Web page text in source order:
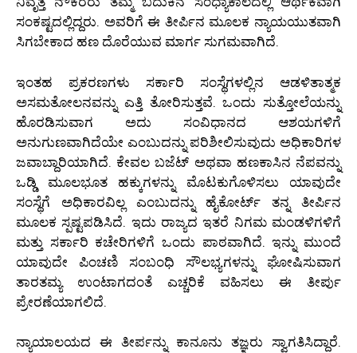
ಸಂಕಷ್ಟದಲ್ಲಿದ್ದರು. ಅವರಿಗೆ ಈ ತೀರ್ಪಿನ ಮೂಲಕ ನ್ಯಾಯಯುತವಾಗಿ
ಸಿಗಬೇಕಾದ ಹಣ ದೊರೆಯುವ ಮಾರ್ಗ ಸುಗಮವಾಗಿದೆ.
ಇಂತಹ ಪ್ರಕರಣಗಳು ಸರ್ಕಾರಿ ಸಂಸ್ಥೆಗಳಲ್ಲಿನ ಆಡಳಿತಾತ್ಮಕ
ಅಸಮತೋಲನವನ್ನು ಎತ್ತಿ ತೋರಿಸುತ್ತವೆ. ಒಂದು ಸುತ್ತೋಲೆಯನ್ನು
ಹೊರಡಿಸುವಾಗ ಅದು ಸಂವಿಧಾನದ ಆಶಯಗಳಿಗೆ
ಅನುಗುಣವಾಗಿದೆಯೇ ಎಂಬುದನ್ನು ಪರಿಶೀಲಿಸುವುದು ಅಧಿಕಾರಿಗಳ
ಜವಾಬ್ದಾರಿಯಾಗಿದೆ. ಕೇವಲ ಬಜೆಟ್ ಅಥವಾ ಹಣಕಾಸಿನ ನೆಪವನ್ನು
ಒಡ್ಡಿ ಮೂಲಭೂತ ಹಕ್ಕುಗಳನ್ನು ಮೊಟಕುಗೊಳಿಸಲು ಯಾವುದೇ
ಸಂಸ್ಥೆಗೆ ಅಧಿಕಾರವಿಲ್ಲ ಎಂಬುದನ್ನು ಹೈಕೋರ್ಟ್ ತನ್ನ ತೀರ್ಪಿನ
ಮೂಲಕ ಸ್ಪಷ್ಟಪಡಿಸಿದೆ. ಇದು ರಾಜ್ಯದ ಇತರೆ ನಿಗಮ ಮಂಡಳಿಗಳಿಗೆ
ಮತ್ತು ಸರ್ಕಾರಿ ಕಚೇರಿಗಳಿಗೆ ಒಂದು ಪಾಠವಾಗಿದೆ. ಇನ್ನು ಮುಂದೆ
ಯಾವುದೇ ಪಿಂಚಣಿ ಸಂಬಂಧಿ ಸೌಲಭ್ಯಗಳನ್ನು ಘೋಷಿಸುವಾಗ
ತಾರತಮ್ಯ ಉಂಟಾಗದಂತೆ ಎಚ್ಚರಿಕೆ ವಹಿಸಲು ಈ ತೀರ್ಪು
ಪ್ರೇರಣೆಯಾಗಲಿದೆ.
ನ್ಯಾಯಾಲಯದ ಈ ತೀರ್ಪನ್ನು ಕಾನೂನು ತಜ್ಞರು ಸ್ವಾಗತಿಸಿದ್ದಾರೆ.